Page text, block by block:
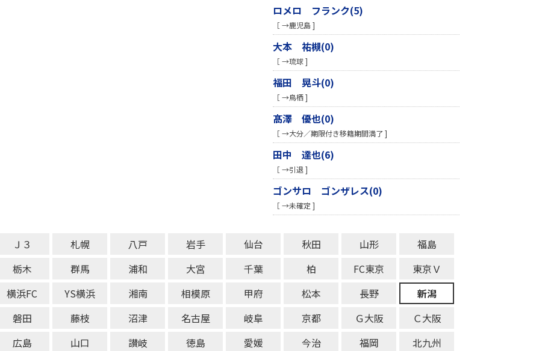
ロメロ フランク(5)
［ →鹿児島 ]
大本 祐槻(0)
［ →琉球 ]
福田 晃斗(0)
［ →鳥栖 ]
髙澤 優也(0)
［ →大分／期限付き移籍期間満了 ]
田中 達也(6)
［ →引退 ]
ゴンサロ ゴンザレス(0)
［ →未確定 ]
Ｊ３ 札幌 八戸 岩手 仙台 秋田 山形
福島
栃木 群馬 浦和 大宮 千葉 柏 FC東京
東京Ｖ
横浜FC YS横浜 湘南 相模原 甲府 松本 長野
新潟
磐田 藤枝 沼津 名古屋 岐阜 京都 Ｇ大阪
Ｃ大阪
広島 山口 讃岐 徳島 愛媛 今治 福岡 北九州